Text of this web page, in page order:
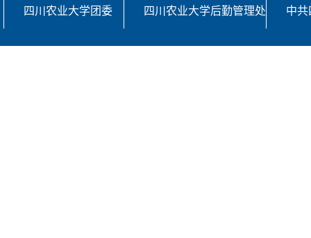
四川农业大学团委 四川农业大学后勤管理处 中